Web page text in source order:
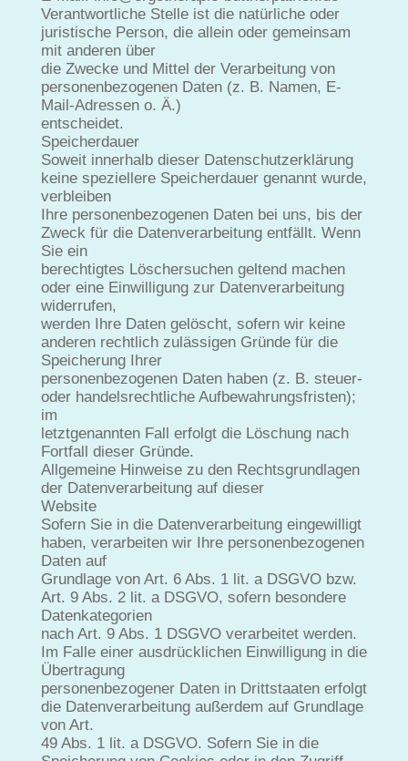
Verantwortliche Stelle ist die natürliche oder
juristische Person, die allein oder gemeinsam
mit anderen über
die Zwecke und Mittel der Verarbeitung von
personenbezogenen Daten (z. B. Namen, E-
Mail-Adressen o. Ä.)
entscheidet.
Speicherdauer
Soweit innerhalb dieser Datenschutzerklärung
keine speziellere Speicherdauer genannt wurde,
verbleiben
Ihre personenbezogenen Daten bei uns, bis der
Zweck für die Datenverarbeitung entfällt. Wenn
Sie ein
berechtigtes Löschersuchen geltend machen
oder eine Einwilligung zur Datenverarbeitung
widerrufen,
werden Ihre Daten gelöscht, sofern wir keine
anderen rechtlich zulässigen Gründe für die
Speicherung Ihrer
personenbezogenen Daten haben (z. B. steuer-
oder handelsrechtliche Aufbewahrungsfristen);
im
letztgenannten Fall erfolgt die Löschung nach
Fortfall dieser Gründe.
Allgemeine Hinweise zu den Rechtsgrundlagen
der Datenverarbeitung auf dieser
Website
Sofern Sie in die Datenverarbeitung eingewilligt
haben, verarbeiten wir Ihre personenbezogenen
Daten auf
Grundlage von Art. 6 Abs. 1 lit. a DSGVO bzw.
Art. 9 Abs. 2 lit. a DSGVO, sofern besondere
Datenkategorien
nach Art. 9 Abs. 1 DSGVO verarbeitet werden.
Im Falle einer ausdrücklichen Einwilligung in die
Übertragung
personenbezogener Daten in Drittstaaten erfolgt
die Datenverarbeitung außerdem auf Grundlage
von Art.
49 Abs. 1 lit. a DSGVO. Sofern Sie in die